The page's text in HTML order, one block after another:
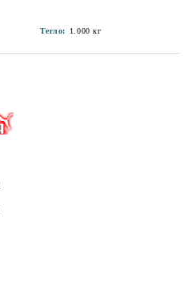
Тегло: 1.000 кг